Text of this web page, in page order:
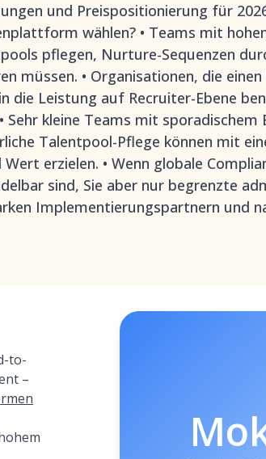
und Preispositionierung für
wählen? • Teams mit
pflegen, Nurture-Sequenzen
müssen. • Organisationen, die
die Leistung auf Recruiter-Ebene
kleine Teams mit sporadischem
Talentpool-Pflege können mit
erzielen. • Wenn globale
sind, Sie aber nur begrenzte
Implementierungspartnern und
to-
–